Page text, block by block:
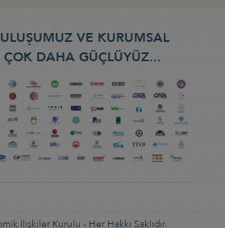
VE KURUMSAL
ÇOK DAHA GÜÇLÜYÜZ...
İlişkiler Kurulu - Her Hakkı Saklıdır.